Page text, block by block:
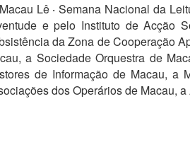
Lê ‧ Semana Nacional da
e pelo Instituto de Acção
da Zona de Cooperação
a Sociedade Orquestra de
de Informação de Macau, a
dos Operários de Macau,